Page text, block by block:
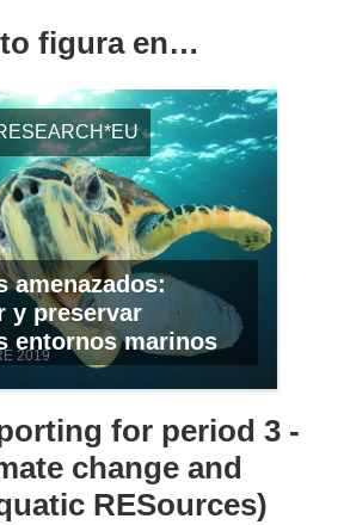
figura en…
amenazados:
y preservar
entornos marinos
2019
for period 3 -
change and
RESources)